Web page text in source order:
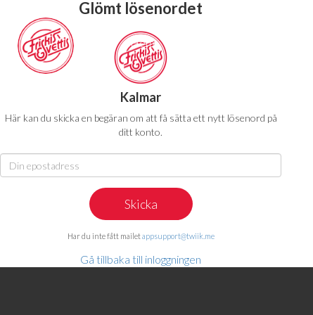
Hem
Glömt lösenordet
Kalmar
Här kan du skicka en begäran om att få sätta ett nytt lösenord på
ditt konto.
Har du inte fått mailetappsupport@twiik.me
Gå tillbaka till inloggningen